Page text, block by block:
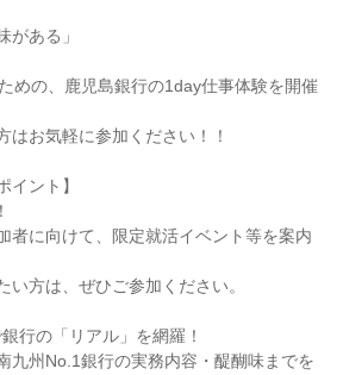
がある」
めの、鹿児島銀行の1day仕事体験を開催
はお気軽に参加ください！！
イント】
者に向けて、限定就活イベント等を案内
い方は、ぜひご参加ください。
行の「リアル」を網羅！
九州No.1銀行の実務内容・醍醐味までを